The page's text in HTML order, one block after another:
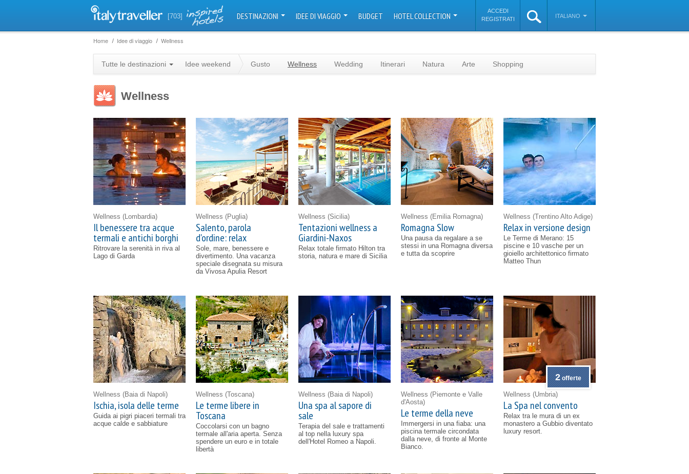
[703] DESTINAZIONI IDEE DI VIAGGIO BUDGET HOTEL COLLECTION
ACCEDI
REGISTRATI
ITALIANO
Home Idee di viaggio Wellness
Tutte le destinazioni Idee weekend Gusto Wellness Wedding Itinerari Natura Arte Shopping
Wellness
Wellness (Lombardia)
Il benessere tra acque
termali e antichi borghi
Ritrovare la serenità in riva al
Lago di Garda
Wellness (Puglia)
Salento, parola
d'ordine: relax
Sole, mare, benessere e
divertimento. Una vacanza
speciale disegnata su misura
da Vivosa Apulia Resort
Wellness (Sicilia)
Tentazioni wellness a
Giardini-Naxos
Relax totale firmato Hilton tra
storia, natura e mare di Sicilia
Wellness (Emilia Romagna)
Romagna Slow
Una pausa da regalare a se
stessi in una Romagna diversa
e tutta da scoprire
Wellness (Trentino Alto Adige)
Relax in versione design
Le Terme di Merano: 15
piscine e 10 vasche per un
gioiello architettonico firmato
Matteo Thun
Wellness (Baia di Napoli)
Ischia, isola delle terme
Guida ai pigri piaceri termali tra
acque calde e sabbiature
Wellness (Toscana)
Le terme libere in
Toscana
Coccolarsi con un bagno
termale all'aria aperta. Senza
spendere un euro e in totale
libertà
Wellness (Baia di Napoli)
Una spa al sapore di
sale
Terapia del sale e trattamenti
al top nella luxury spa
dell'Hotel Romeo a Napoli.
Wellness (Piemonte e Valle
d'Aosta)
Le terme della neve
Immergersi in una fiaba: una
piscina termale circondata
dalla neve, di fronte al Monte
Bianco.
Wellness (Umbria)
La Spa nel convento
Relax tra le mura di un ex
monastero a Gubbio diventato
luxury resort.
2 offerte